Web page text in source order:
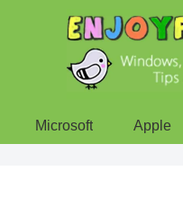
Microsoft Apple